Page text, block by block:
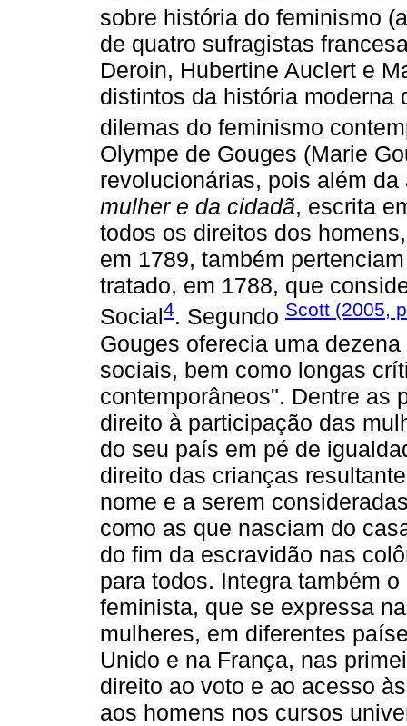
sobre história do feminismo
de quatro sufragistas
Deroin, Hubertine Auclert e
distintos da história moderna
dilemas do feminismo
Olympe de Gouges (Marie
revolucionárias, pois além
mulher e da cidadã, escrita
todos os direitos dos
em 1789, também
tratado, em 1788, que
Social 4. Segundo Scott (2005,
Gouges oferecia uma
sociais, bem como longas
contemporâneos". Dentre as
direito à participação das
do seu país em pé de
direito das crianças
nome e a serem
como as que nasciam do
do fim da escravidão nas
para todos. Integra também
feminista, que se expressa
mulheres, em diferentes
Unido e na França, nas
direito ao voto e ao acesso
aos homens nos cursos